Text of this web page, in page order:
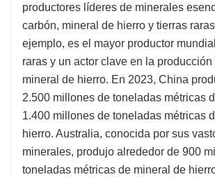
productores líderes de minerales
carbón, mineral de hierro y tierras
ejemplo, es el mayor productor
raras y un actor clave en la
mineral de hierro. En 2023, China
2.500 millones de toneladas métricas
1.400 millones de toneladas métricas
hierro. Australia, conocida por sus
minerales, produjo alrededor de 900
toneladas métricas de mineral de